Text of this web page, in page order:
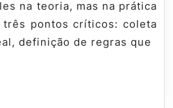
na teoria, mas na prática
pontos críticos: coleta
definição de regras que